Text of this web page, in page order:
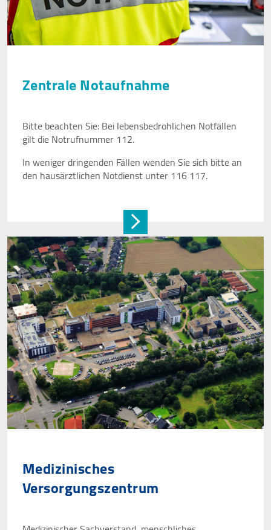
Zentrale Notaufnahme
Bitte beachten Sie: Bei lebensbedrohlichen Notfällen
gilt die Notrufnummer 112.
In weniger dringenden Fällen wenden Sie sich bitte an
den hausärztlichen Notdienst unter 116 117.
Medizinisches
Versorgungszentrum